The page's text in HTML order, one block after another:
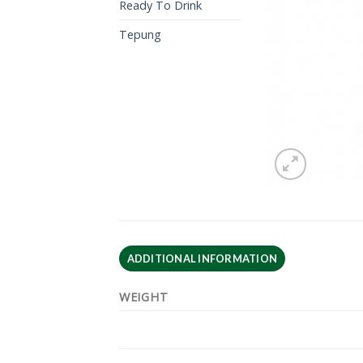
Ready To Drink
Tepung
ADDITIONAL INFORMATION
WEIGHT